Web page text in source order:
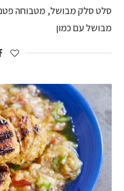
סלט סלק מבושל, מטבוחה
מבושל עם כמון